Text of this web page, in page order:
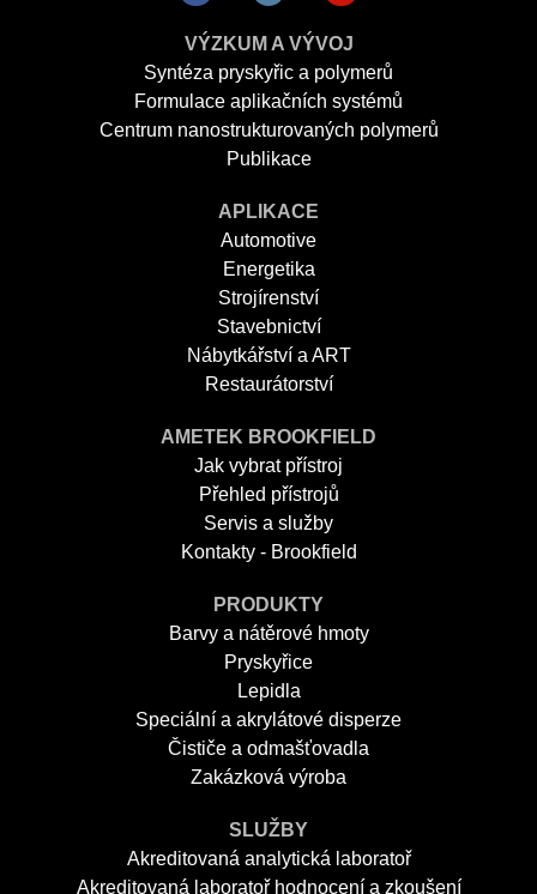
VÝZKUM A VÝVOJ
Syntéza pryskyřic a polymerů
Formulace aplikačních systémů
Centrum nanostrukturovaných polymerů
Publikace
APLIKACE
Automotive
Energetika
Strojírenství
Stavebnictví
Nábytkářství a ART
Restaurátorství
AMETEK BROOKFIELD
Jak vybrat přístroj
Přehled přístrojů
Servis a služby
Kontakty - Brookfield
PRODUKTY
Barvy a nátěrové hmoty
Pryskyřice
Lepidla
Speciální a akrylátové disperze
Čističe a odmašťovadla
Zakázková výroba
SLUŽBY
Akreditovaná analytická laboratoř
Akreditovaná laboratoř hodnocení a zkoušení